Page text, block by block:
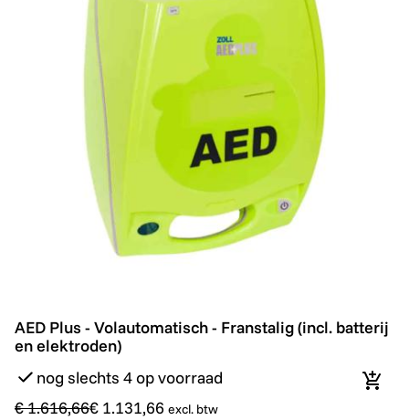
AED Plus - Volautomatisch - Franstalig (incl. batterij en
AED Plus - Volautomatisch - Franstalig (incl. batterij
en elektroden)
nog slechts 4 op voorraad
€ 1.616,66€ 1.131,66 excl. btw
In